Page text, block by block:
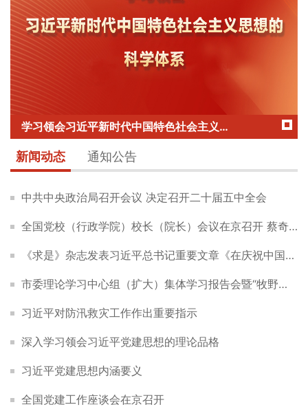
学习领会习近平新时代中国特色社会主义思想的科学体系
新闻动态 通知公告
中共中央政治局召开会议 决定召开二十届五中全会
全国党校（行政学院）校长（院长）会议在京召开 蔡奇出席并讲话
《求是》杂志发表习近平总书记重要文章《在庆祝中国共产党成立105周年大会上的讲话》
市委理论学习中心组（扩大）集体学习报告会暨“牧野讲堂”举行
习近平对防汛救灾工作作出重要指示
深入学习领会习近平党建思想的理论品格
习近平党建思想内涵要义
全国党建工作座谈会在京召开